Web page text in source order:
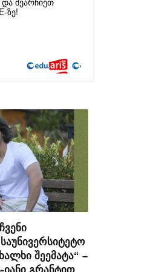
შეემატა“ –
იანი გრანტით